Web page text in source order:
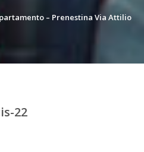
– Prenestina Via Attilio
22